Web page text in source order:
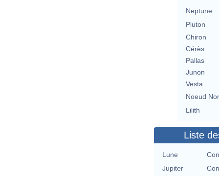
Neptune
Pluton
Chiron
Cérès
Pallas
Junon
Vesta
Noeud
Lilith
Liste
Lune
Jupiter